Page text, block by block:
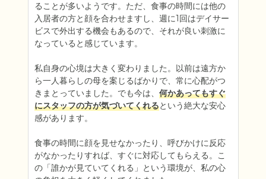
ることが多いようです。ただ、食事の時間には他の
入居者の方と顔を合わせますし、週に1回はデイサー
ビスで外出する機会もあるので、それが良い刺激に
なっていると感じています。
私自身の心境は大きく変わりました。以前は遠方か
ら一人暮らしの母を案じるばかりで、常に心配がつ
きまとっていました。でも今は、 何かあってもすぐ
にスタッフの方が気づいてくれるという絶大な安心
感があります。
食事の時間に顔を見せなかったり、呼びかけに反応
がなかったりすれば、すぐに対応してもらえる。こ
の「誰かが見ていてくれる」という環境が、私の心